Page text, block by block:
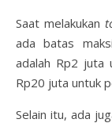
Saat melakukan
ada batas
adalah Rp2 juta
Rp20 juta untuk
Selain itu, ada